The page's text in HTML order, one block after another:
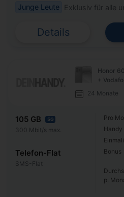
Junge Leute
Exklusiv für alle
Details
Honor
+
24 Monate
105 GB 5G
300 Mbit/s max.
Telefon-Flat
SMS-Flat
Pro
Bonus
p.